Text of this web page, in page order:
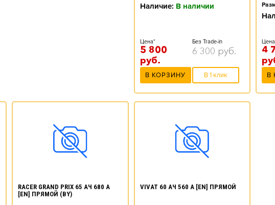
Наличие: В наличии
Цена*
5 800
руб.
Без Trade-in
6 300 руб.
В КОРЗИНУ В 1 клик
4
В
RACER GRAND PRIX 65 АЧ 680 А
[EN] ПРЯМОЙ (BY)
VIVAT 60 АЧ 560 А [EN] ПРЯМОЙ